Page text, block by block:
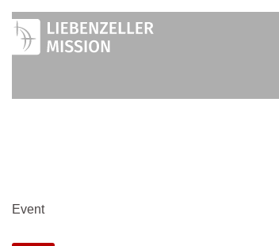
Zum
Inhalt
springen
Event